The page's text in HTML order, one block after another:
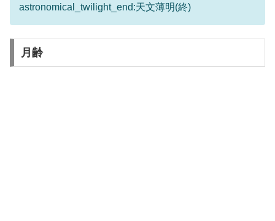
astronomical_twilight_end:天文薄明(終)
月齢